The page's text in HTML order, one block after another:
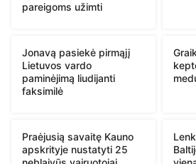
pareigoms užimti
Jonavą pasiekė pirmąjį
Lietuvos vardo
paminėjimą liudijanti
faksimilė
Praėjusią savaitę Kauno
apskrityje nustatyti 25